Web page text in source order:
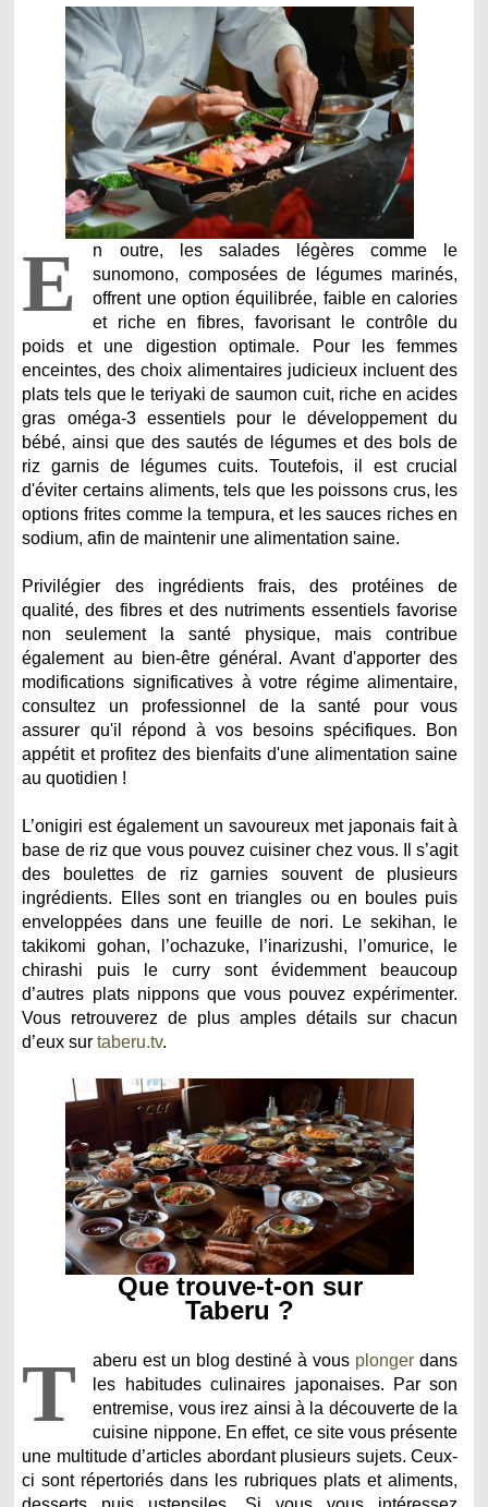
E
n outre, les salades légères comme le
sunomono, composées de légumes marinés,
offrent une option équilibrée, faible en calories
et riche en fibres, favorisant le contrôle du
poids et une digestion optimale. Pour les femmes
enceintes, des choix alimentaires judicieux incluent des
plats tels que le teriyaki de saumon cuit, riche en acides
gras oméga-3 essentiels pour le développement du
bébé, ainsi que des sautés de légumes et des bols de
riz garnis de légumes cuits. Toutefois, il est crucial
d'éviter certains aliments, tels que les poissons crus, les
options frites comme la tempura, et les sauces riches en
sodium, afin de maintenir une alimentation saine.
Privilégier des ingrédients frais, des protéines de
qualité, des fibres et des nutriments essentiels favorise
non seulement la santé physique, mais contribue
également au bien-être général. Avant d'apporter des
modifications significatives à votre régime alimentaire,
consultez un professionnel de la santé pour vous
assurer qu'il répond à vos besoins spécifiques. Bon
appétit et profitez des bienfaits d'une alimentation saine
au quotidien !
L’onigiri est également un savoureux met japonais fait à
base de riz que vous pouvez cuisiner chez vous. Il s’agit
des boulettes de riz garnies souvent de plusieurs
ingrédients. Elles sont en triangles ou en boules puis
enveloppées dans une feuille de nori. Le sekihan, le
takikomi gohan, l’ochazuke, l’inarizushi, l’omurice, le
chirashi puis le curry sont évidemment beaucoup
d’autres plats nippons que vous pouvez expérimenter.
Vous retrouverez de plus amples détails sur chacun
d’eux surtaberu.tv.
Que trouve-t-on sur
Taberu ?
T aberu est un blog destiné à vous plonger dans
les habitudes culinaires japonaises. Par son
entremise, vous irez ainsi à la découverte de la
cuisine nippone. En effet, ce site vous présente
une multitude d’articles abordant plusieurs sujets. Ceux-
ci sont répertoriés dans les rubriques plats et aliments,